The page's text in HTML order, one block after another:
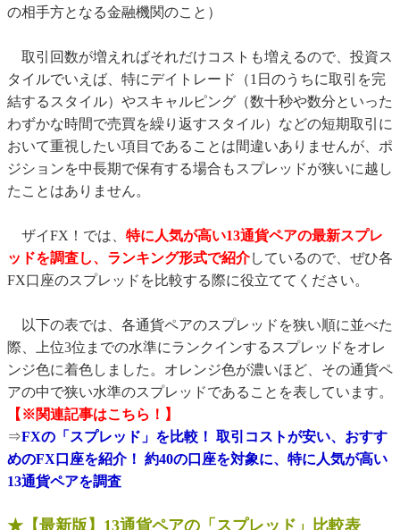
の相手方となる金融機関のこと）
取引回数が増えればそれだけコストも増えるので、投資ス
タイルでいえば、特にデイトレード（1日のうちに取引を完
結するスタイル）やスキャルピング（数十秒や数分といった
わずかな時間で売買を繰り返すスタイル）などの短期取引に
おいて重視したい項目であることは間違いありませんが、ポ
ジションを中長期で保有する場合もスプレッドが狭いに越し
たことはありません。
ザイFX！では、 特に人気が高い13通貨ペアの最新スプレ
ッドを調査し、ランキング形式で紹介しているので、ぜひ各
FX口座のスプレッドを比較する際に役立ててください。
以下の表では、各通貨ペアのスプレッドを狭い順に並べた
際、上位3位までの水準にランクインするスプレッドをオレ
ンジ色に着色しました。オレンジ色が濃いほど、その通貨ペ
アの中で狭い水準のスプレッドであることを表しています。
【※関連記事はこちら！】
⇒FXの「スプレッド」を比較！ 取引コストが安い、おすす
めのFX口座を紹介！ 約40の口座を対象に、特に人気が高い
13通貨ペアを調査
★【最新版】13通貨ペアの「スプレッド」比較表